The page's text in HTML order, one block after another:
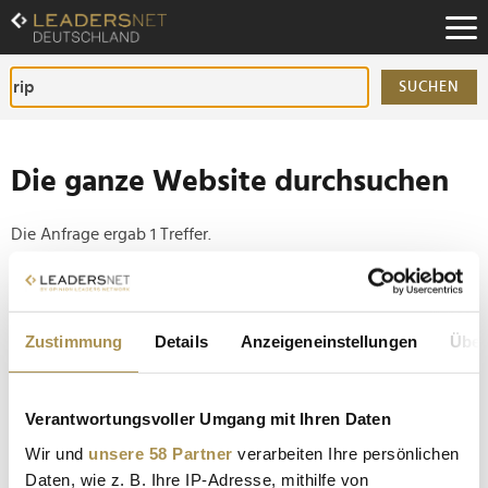
Zustimmung Details Anzeigeneinstellungen
Verantwortungsvoller Umgang mit Ihren Daten
Wir und unsere 58 Partner verarbeiten Ihre persönlichen
Daten, wie z. B. Ihre IP-Adresse, mithilfe von
Zum
Inhalt
Zur
Fußzeilen-
Navigation
SUCHEN
Die ganze Website durchsuchen
Die Anfrage ergab 1 Treffer.
Tipp
Seiten suchen, die genau diese Wortgruppe enthalten:
Franz "Frank Farian" Reuther, 1941 - 2024